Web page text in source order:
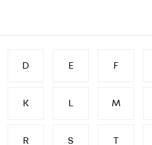
D E F
K L M
R S T